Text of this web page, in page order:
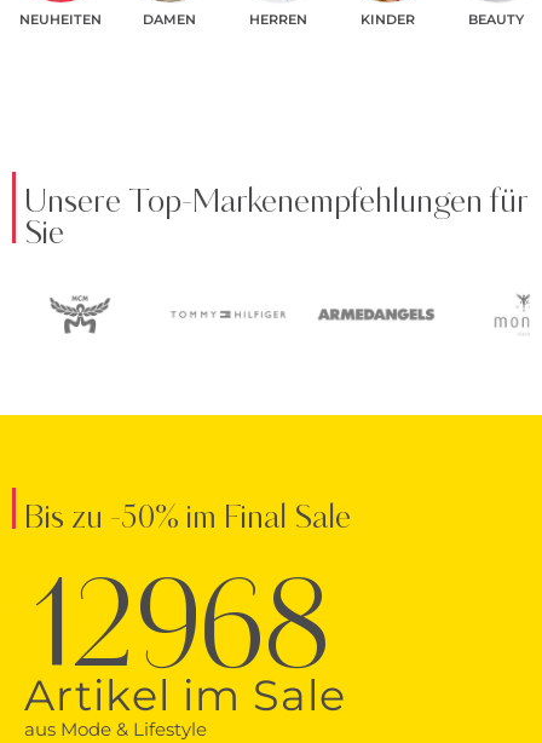
NEUHEITEN DAMEN HERREN KINDER BEAUTY
Unsere Top-Markenempfehlungen für
Sie
Bis zu -50% im Final Sale
12968
Artikel im Sale
aus Mode & Lifestyle